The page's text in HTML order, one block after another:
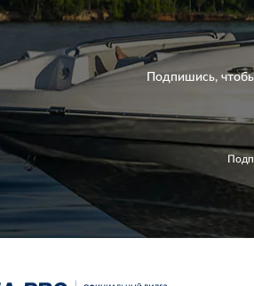
Подпишись,